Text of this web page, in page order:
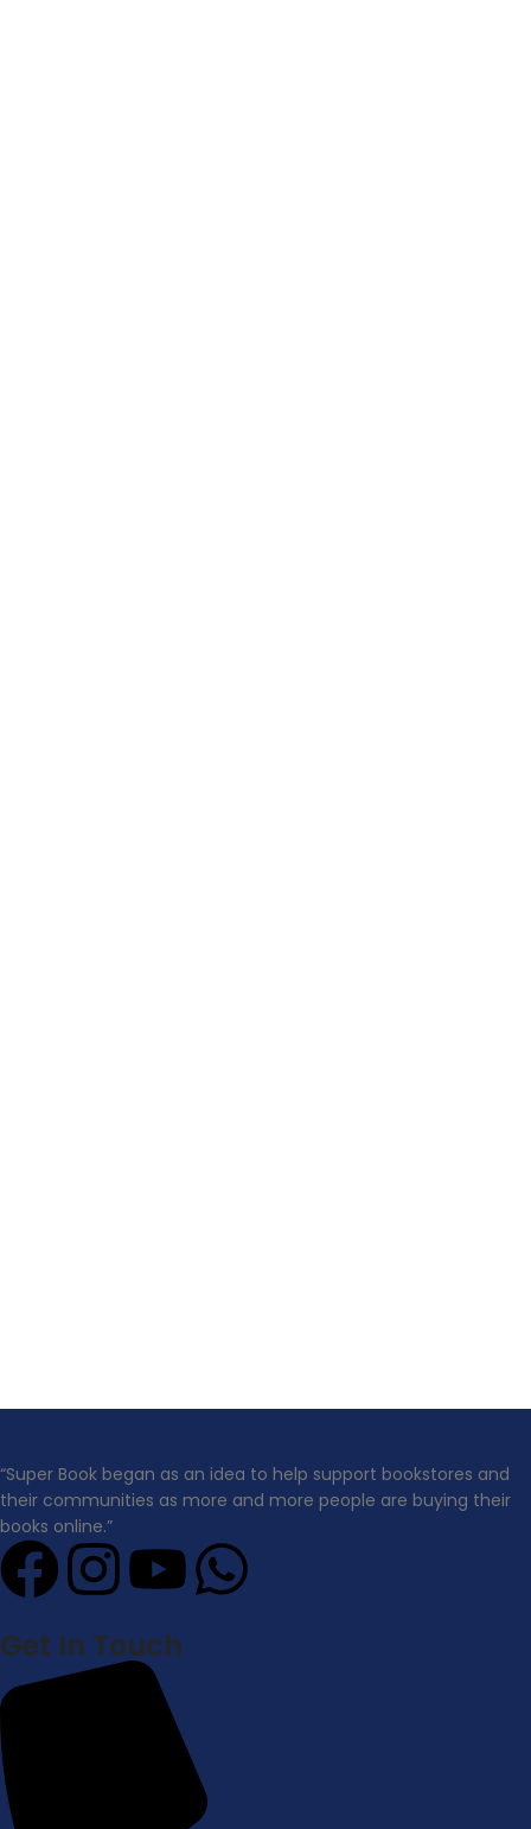
“Super Book began as an idea to help support bookstores and
their communities as more and more people are buying their
books online.”
Get In Touch